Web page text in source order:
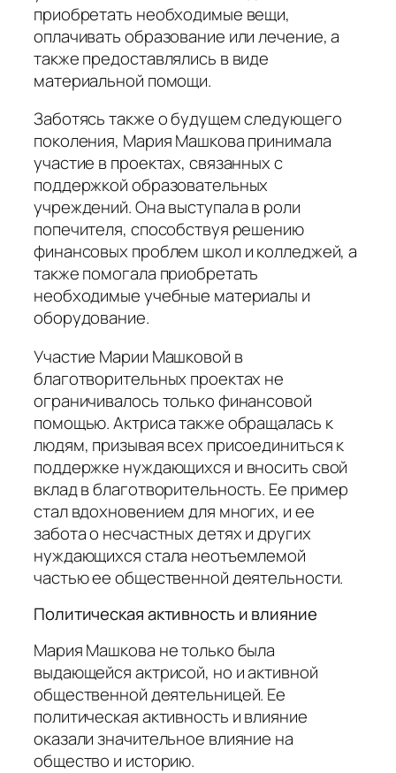
приобретать необходимые вещи,
оплачивать образование или лечение, а
также предоставлялись в виде
материальной помощи.
Заботясь также о будущем следующего
поколения, Мария Машкова принимала
участие в проектах, связанных с
поддержкой образовательных
учреждений. Она выступала в роли
попечителя, способствуя решению
финансовых проблем школ и колледжей, а
также помогала приобретать
необходимые учебные материалы и
оборудование.
Участие Марии Машковой в
благотворительных проектах не
ограничивалось только финансовой
помощью. Актриса также обращалась к
людям, призывая всех присоединиться к
поддержке нуждающихся и вносить свой
вклад в благотворительность. Ее пример
стал вдохновением для многих, и ее
забота о несчастных детях и других
нуждающихся стала неотъемлемой
частью ее общественной деятельности.
Политическая активность и влияние
Мария Машкова не только была
выдающейся актрисой, но и активной
общественной деятельницей. Ее
политическая активность и влияние
оказали значительное влияние на
общество и историю.